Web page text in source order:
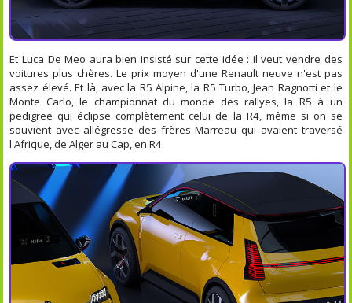
Et Luca De Meo aura bien insisté sur cette idée : il veut vendre des
voitures plus chères. Le prix moyen d'une Renault neuve n'est pas
assez élevé. Et là, avec la R5 Alpine, la R5 Turbo, Jean Ragnotti et le
Monte Carlo, le championnat du monde des rallyes, la R5 à un
pedigree qui éclipse complètement celui de la R4, même si on se
souvient avec allégresse des frères Marreau qui avaient traversé
l'Afrique, de Alger au Cap, en R4.